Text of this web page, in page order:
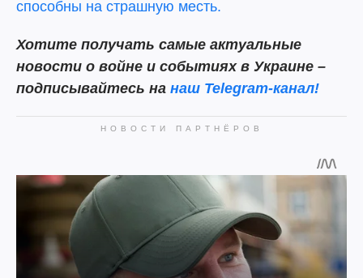
способны на страшную месть.
Хотите получать самые актуальные
новости о войне и событиях в Украине –
подписывайтесь на наш Telegram-канал!